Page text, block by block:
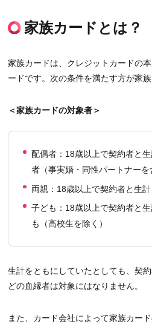
家族カードとは？
家族カードは、クレジットカードの
ードです。次の条件を満たす方が家
＜家族カードの対象者＞
配偶者：18歳以上で契約者と
者（事実婚・同性パートナーを
両親：18歳以上で契約者と生
子ども：18歳以上で契約者と
も（高校生を除く）
生計をともにしていたとしても、契
どの血縁者は対象にはなりません。
また、カード会社によって家族カー